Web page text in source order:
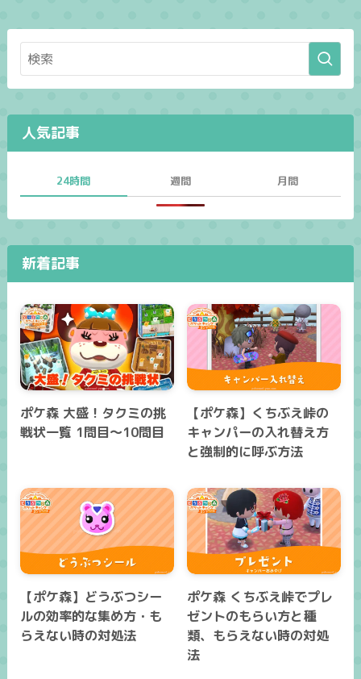
人気記事
24時間 週間 月間
新着記事
ポケ森 大盛！タクミの挑
戦状一覧 1問目～10問目
【ポケ森】くちぶえ峠の
キャンパーの入れ替え方
と強制的に呼ぶ方法
【ポケ森】どうぶつシー
ルの効率的な集め方・も
らえない時の対処法
ポケ森 くちぶえ峠でプレ
ゼントのもらい方と種
類、もらえない時の対処
法